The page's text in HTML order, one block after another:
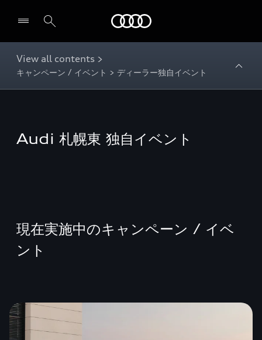
View all contents >
キャンペーン / イベント > ディーラー独自イベント
Audi 札幌東 独自イベント
現在実施中のキャンペーン / イベ
ント